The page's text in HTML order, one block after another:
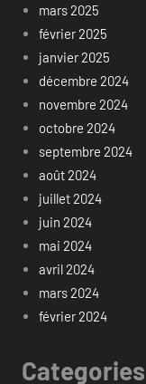
mars 2025
février 2025
janvier 2025
décembre 2024
novembre 2024
octobre 2024
septembre 2024
août 2024
juillet 2024
juin 2024
mai 2024
avril 2024
mars 2024
février 2024
Categories